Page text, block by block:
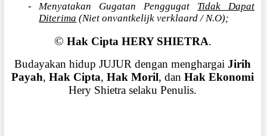
- Menyatakan Gugatan Penggugat Tidak Dapat
Diterima (Niet onvantkelijk verklaard / N.O);
© Hak Cipta HERY SHIETRA.
Budayakan hidup JUJUR dengan menghargaiJirih
Payah,Hak Cipta,Hak Moril, danHak Ekonomi
Hery Shietra selaku Penulis.